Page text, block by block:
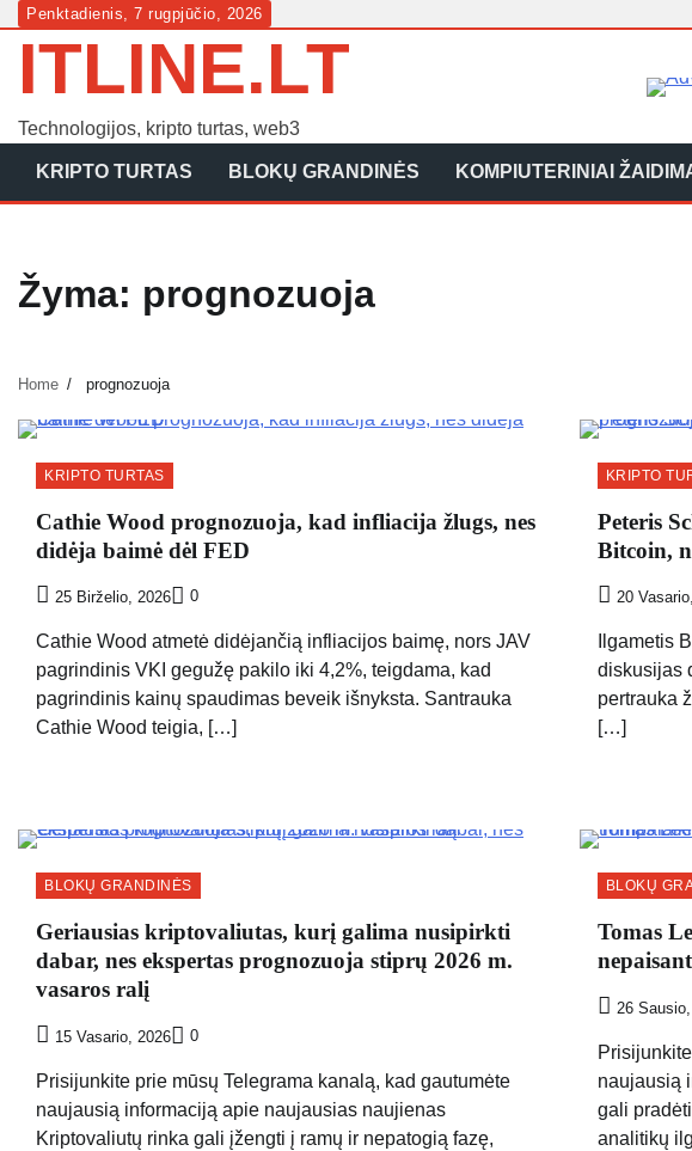
SkipPenktadienis, 7 rugpjūčio, 2026
ITLINE.LT
Technologijos, kripto turtas, web3
KRIPTO TURTAS BLOKŲ GRANDINĖS KOMPIUTERINIAI
Žyma: prognozuoja
Home prognozuoja
KRIPTO TURTAS
Cathie Wood prognozuoja, kad infliacija žlugs, nes
didėja baimė dėl FED
25 Birželio, 2026 0
Cathie Wood atmetė didėjančią infliacijos baimę, nors JAV
pagrindinis VKI gegužę pakilo iki 4,2%, teigdama, kad
pagrindinis kainų spaudimas beveik išnyksta. Santrauka
Cathie Wood teigia, […]
KRIPTO
Peteris
Bitcoin,
20
Ilgametis
diskusijas
pertrauka
[…]
BLOKŲ GRANDINĖS
Geriausias kriptovaliutas, kurį galima nusipirkti
dabar, nes ekspertas prognozuoja stiprų 2026 m.
vasaros ralį
15 Vasario, 2026 0
Prisijunkite prie mūsų Telegrama kanalą, kad gautumėte
naujausią informaciją apie naujausias naujienas
Kriptovaliutų rinka gali įžengti į ramų ir nepatogią fazę,
BLOKŲ
Tomas
26
naujausią
gali
analitikų